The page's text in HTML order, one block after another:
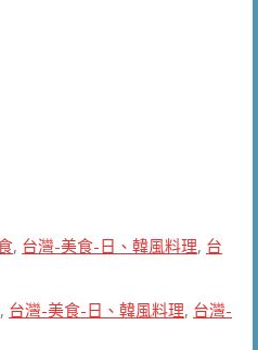
, 台灣-美食-日、韓風料理, 台
, 台灣-美食-日、韓風料理, 台灣-